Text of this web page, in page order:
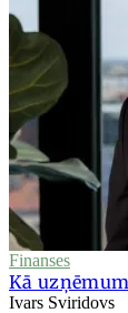
Finanses
Kā
Ivars Sviridovs